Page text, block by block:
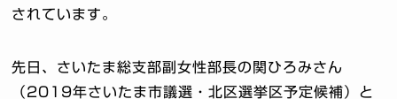
されています。
先日、さいたま総支部副女性部長の関ひろみさん
（2019年さいたま市議選・北区選挙区予定候補）と